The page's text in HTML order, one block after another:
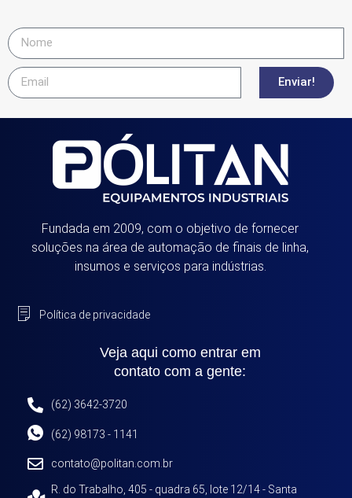
Enviar!
Fundada em 2009, com o objetivo de fornecer
soluções na área de automação de finais de linha,
insumos e serviços para indústrias.
Política de privacidade
Veja aqui como entrar em
contato com a gente:
(62) 3642-3720
(62) 98173 - 1141
contato@politan.com.br
R. do Trabalho, 405 - quadra 65, lote 12/14 - Santa